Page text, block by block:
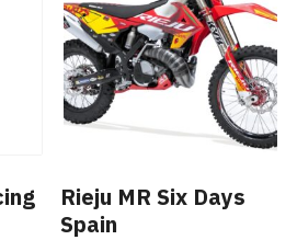
Rieju MR Six Days
Spain